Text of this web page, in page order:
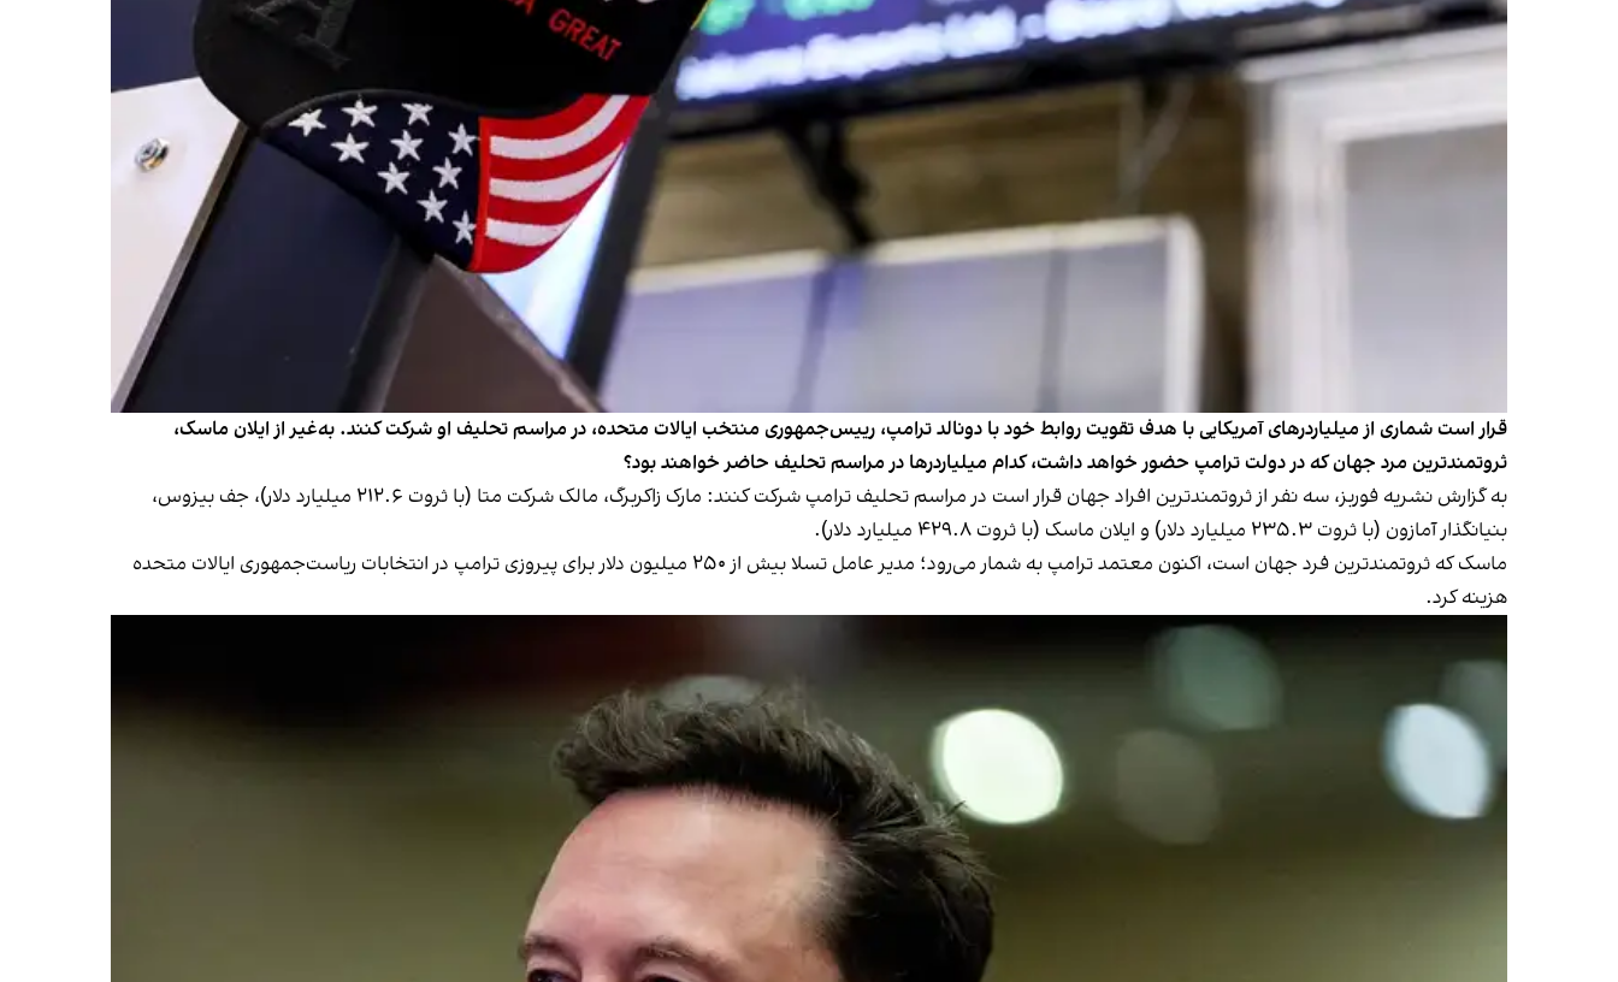
قرار است شماری از میلیاردرهای آمریکایی با هدف تقویت روابط خود با دونالد ترامپ، رییس‌جمهوری منتخب ایالات متحده، در مراسم تحلیف او شرکت کنند. به‌غیر از ایلان ماسک،
ثروتمندترین مرد جهان که در دولت ترامپ حضور خواهد داشت، کدام میلیاردرها در مراسم تحلیف حاضر خواهند بود؟
به گزارش نشریه فوربز، سه نفر از ثروتمندترین افراد جهان قرار است در مراسم تحلیف ترامپ شرکت کنند: مارک زاکربرگ، مالک شرکت متا (با ثروت ۲۱۲.۶ میلیارد دلار)، جف بیزوس،
بنیانگذار آمازون (با ثروت ۲۳۵.۳ میلیارد دلار) و ایلان ماسک (با ثروت ۴۲۹.۸ میلیارد دلار).
ماسک که ثروتمندترین فرد جهان است، اکنون معتمد ترامپ به شمار می‌رود؛ مدیر عامل تسلا بیش از ۲۵۰ میلیون دلار برای پیروزی ترامپ در انتخابات ریاست‌جمهوری ایالات متحده
هزینه کرد.